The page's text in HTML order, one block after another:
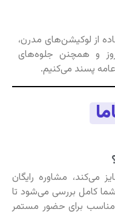
از لوکیشن‌های مدرن،
و همچنن جلوه‌های
عامه پسند می‌کنیم.
می‌کند، مشاوره رایگان
کامل بررسی می‌شود تا
مناسب برای حضور مستمر